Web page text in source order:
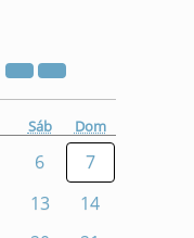
Sáb Dom
6
7
13
14